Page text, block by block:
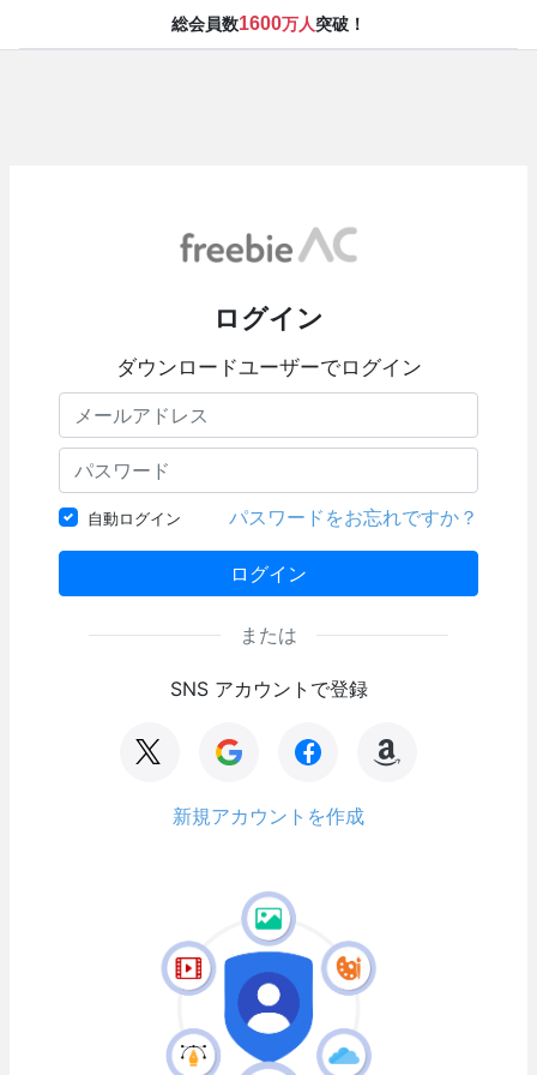
総会員数1600万人突破！
ログイン
ダウンロードユーザーでログイン
自動ログイン パスワードをお忘れですか？
ログイン
または
SNS アカウントで登録
新規アカウントを作成